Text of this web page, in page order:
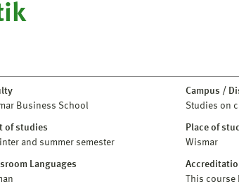
Business School
Campus /
Studies on
of studies
and summer semester
Place of
Wismar
Languages
This